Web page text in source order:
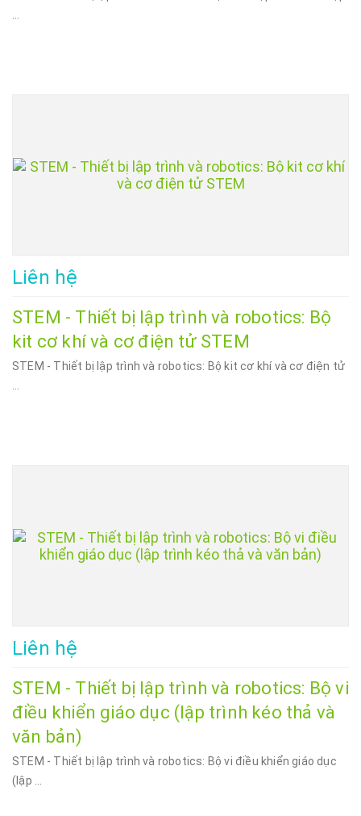
Liên hệ
STEM - Thiết bị lập trình và robotics: Bộ
kit cơ khí và cơ điện tử STEM
STEM - Thiết bị lập trình và robotics: Bộ kit cơ khí và cơ điện tử
Liên hệ
STEM - Thiết bị lập trình và robotics: Bộ vi
điều khiển giáo dục (lập trình kéo thả và
văn bản)
STEM - Thiết bị lập trình và robotics: Bộ vi điều khiển giáo dục
(lập ...